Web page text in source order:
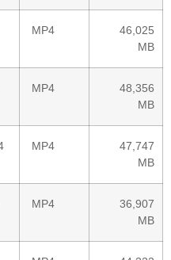
MP4
46,025
MB
MP4
48,356
MB
MP4
47,747
MB
MP4
36,907
MB